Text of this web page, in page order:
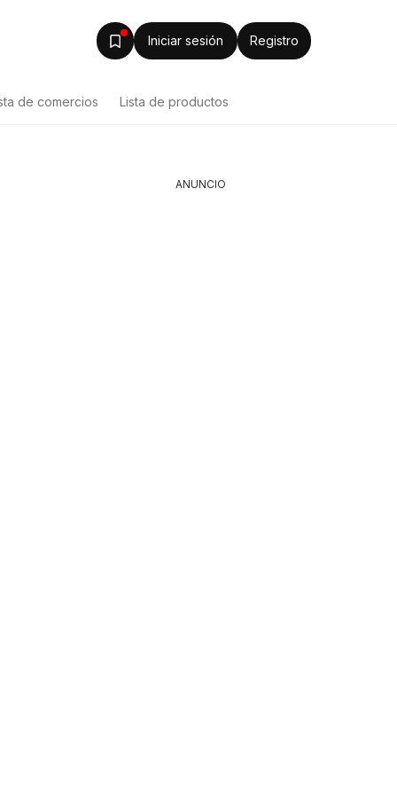
Iniciar sesión Registro
de comercios Lista de productos
ANUNCIO